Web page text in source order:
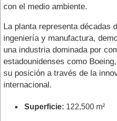
con el medio ambiente.
La planta representa décadas
ingeniería y manufactura,
una industria dominada por
estadounidenses como
su posición a través de la
internacional.
Superficie: 122,500 m²